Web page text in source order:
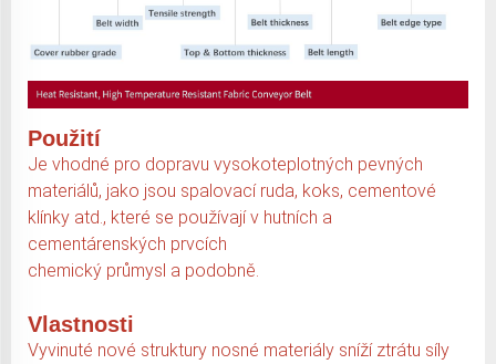
Použití
Je vhodné pro dopravu vysokoteplotných pevných
materiálů, jako jsou spalovací ruda, koks, cementové
klínky atd., které se používají v hutních a
cementárenských prvcích
chemický průmysl a podobně.
Vlastnosti
Vyvinuté nové struktury nosné materiály sníží ztrátu síly